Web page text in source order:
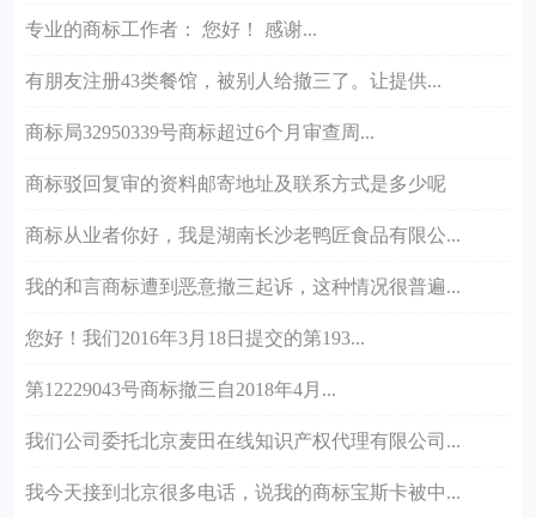
专业的商标工作者： 您好！ 感谢...
有朋友注册43类餐馆，被别人给撤三了。让提供...
商标局32950339号商标超过6个月审查周...
商标驳回复审的资料邮寄地址及联系方式是多少呢
商标从业者你好，我是湖南长沙老鸭匠食品有限公...
我的和言商标遭到恶意撤三起诉，这种情况很普遍...
您好！我们2016年3月18日提交的第193...
第12229043号商标撤三自2018年4月...
我们公司委托北京麦田在线知识产权代理有限公司...
我今天接到北京很多电话，说我的商标宝斯卡被中...